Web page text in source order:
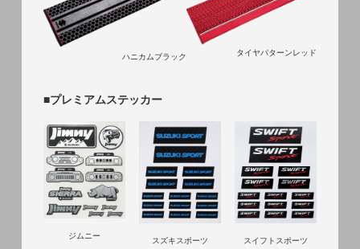
ハニカムブラック タイヤパターンレッド
■プレミアムステッカー
ジムニー スズキスポーツ スイフトスポーツ